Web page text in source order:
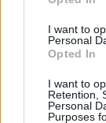
I want to
Personal
Opted In
I want to
Retention,
Personal
Purposes